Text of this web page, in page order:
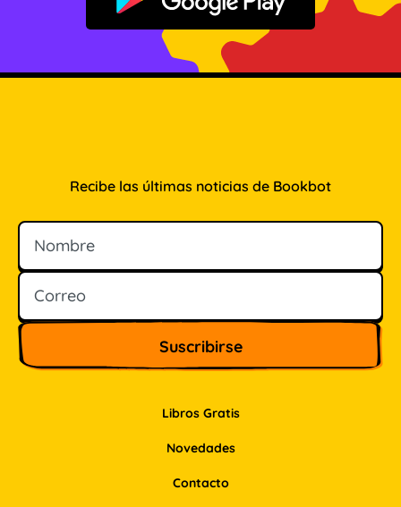
Libros Gratis
Novedades
Contacto
Recibe las últimas noticias de Bookbot
Nombre
Correo